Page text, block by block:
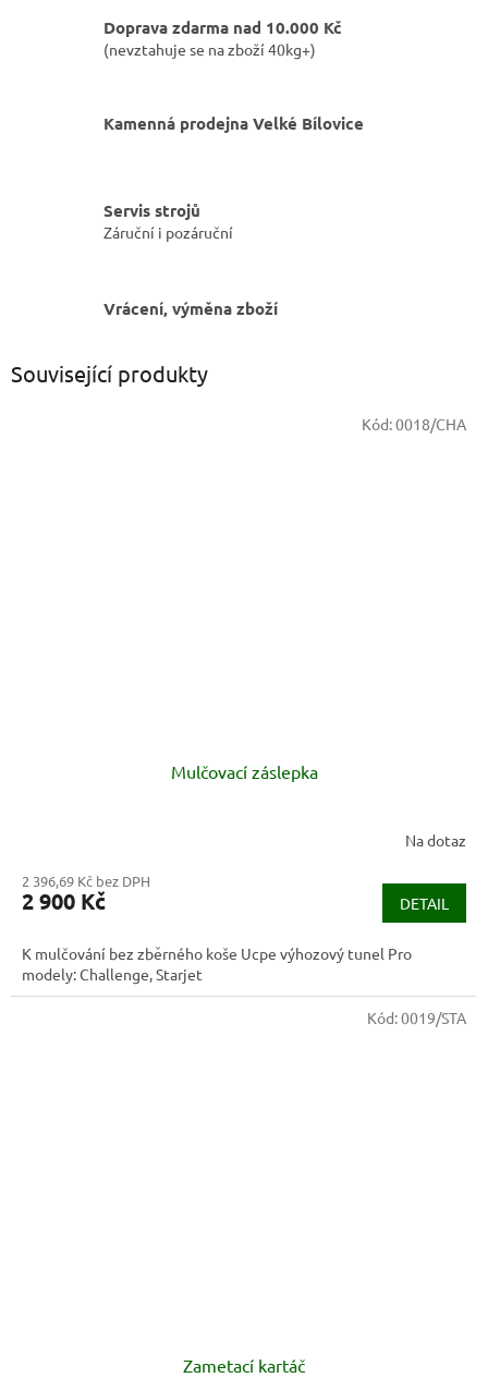
Doprava zdarma nad 10.000 Kč
(nevztahuje se na zboží 40kg+)
Kamenná prodejna Velké Bílovice
Servis strojů
Záruční i pozáruční
Vrácení, výměna zboží
Související produkty
Mulčovací záslepka
Na dotaz
2 396,69 Kč bez DPH
2 900 Kč DETAIL
K mulčování bez zběrného koše Ucpe výhozový tunel Pro
modely: Challenge, Starjet
Kód:0018/CHA
Zametací kartáč
Kód:0019/STA